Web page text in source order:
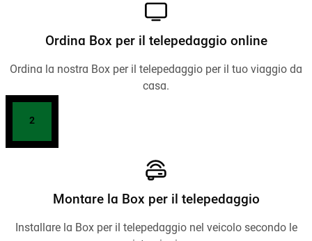
Ordina Box per il telepedaggio online
Ordina la nostra Box per il telepedaggio per il tuo viaggio da
casa.
2
Montare la Box per il telepedaggio
Installare la Box per il telepedaggio nel veicolo secondo le